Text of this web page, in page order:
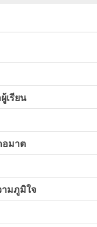
เรียน
อมาต
มภูมิใจ